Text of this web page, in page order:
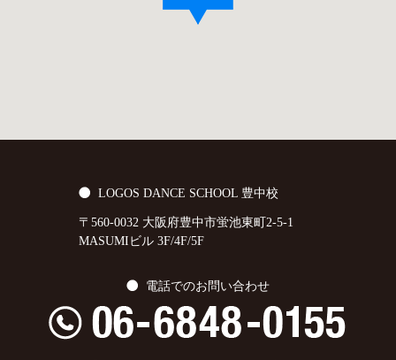
LOGOS DANCE SCHOOL 豊中校
〒560-0032 大阪府豊中市蛍池東町2-5-1
MASUMIビル 3F/4F/5F
電話でのお問い合わせ